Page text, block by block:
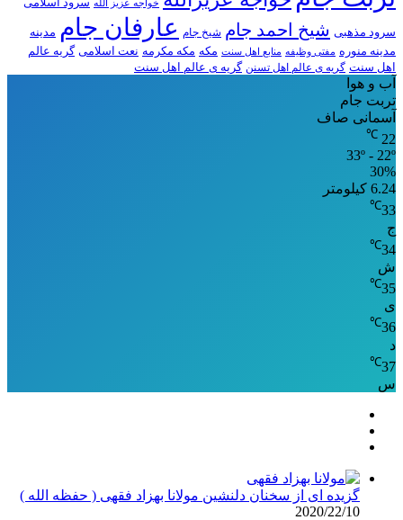
خواجه عزیز الله
سرود مذهبی شیخ احمد جام شیخ جام عارفان جام مدینه
مدینه منوره مفتی وظیفه منابع اهل سنت مکه مکه مکرمه نعت اسلامی گریه عالم
اهل سنت گریه ی عالم اهل تسنن گریه ی عالم اهل سنت
آب و هوا
تربت جام
آسمانی صاف
22
℃
33º - 22º
30%
6.24 کیلومتر
33
℃
ج
34
℃
ش
35
℃
ی
36
℃
د
37
℃
س
گزیده ای از سخنان دلنشین مولانا بهزاد فقهی ( حفظه الله )
2020/22/10